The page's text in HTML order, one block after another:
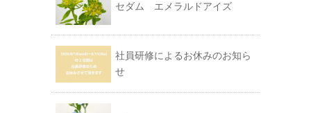
セダム エメラルドアイズ
社員研修によるお休みのお知ら
せ